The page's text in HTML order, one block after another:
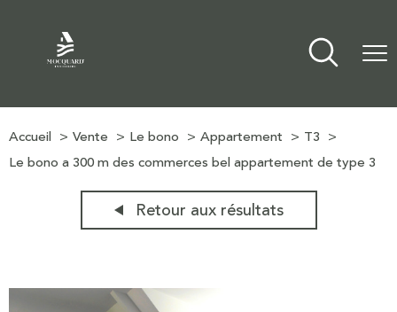
Accueil Vente Le bono Appartement
T3
Le bono a 300 m des commerces bel appartement de type 3
Retour aux résultats